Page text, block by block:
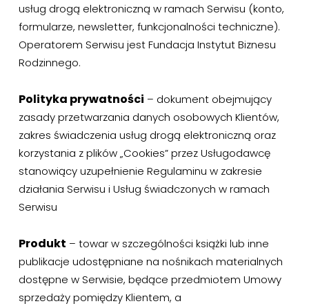
usług drogą elektroniczną w ramach Serwisu (konto,
formularze, newsletter, funkcjonalności techniczne).
Operatorem Serwisu jest Fundacja Instytut Biznesu
Rodzinnego.
Polityka prywatności – dokument obejmujący
zasady przetwarzania danych osobowych Klientów,
zakres świadczenia usług drogą elektroniczną oraz
korzystania z plików „Cookies” przez Usługodawcę
stanowiący uzupełnienie Regulaminu w zakresie
działania Serwisu i Usług świadczonych w ramach
Serwisu
Produkt – towar w szczególności książki lub inne
publikacje udostępniane na nośnikach materialnych
dostępne w Serwisie, będące przedmiotem Umowy
sprzedaży pomiędzy Klientem, a